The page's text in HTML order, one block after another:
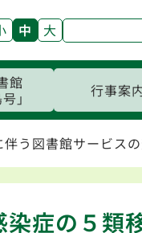
中 大
館
」
行事案
う図書館サービスの
染症の５類